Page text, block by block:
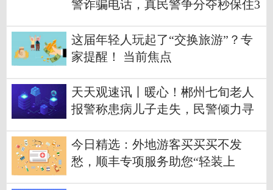
警诈骗电话，真民警争分夺秒保住3
这届年轻人玩起了“交换旅游”？专
家提醒！ 当前焦点
天天观速讯丨暖心！郴州七旬老人
报警称患病儿子走失，民警倾力寻
今日精选：外地游客买买买不发
愁，顺丰专项服务助您“轻装上